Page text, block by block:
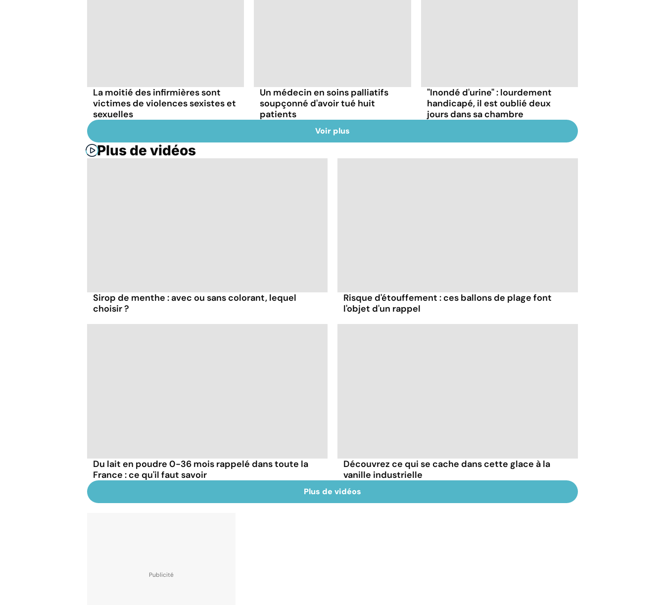
La moitié des infirmières sont
victimes de violences sexistes et
sexuelles
Un médecin en soins palliatifs
soupçonné d'avoir tué huit
patients
"Inondé d'urine" : lourdement
handicapé, il est oublié deux
jours dans sa chambre
Voir plus
Plus de vidéos
Sirop de menthe : avec ou sans colorant, lequel
choisir ?
Risque d'étouffement : ces ballons de plage font
l'objet d'un rappel
Du lait en poudre 0-36 mois rappelé dans toute la
France : ce qu'il faut savoir
Découvrez ce qui se cache dans cette glace à la
vanille industrielle
Plus de vidéos